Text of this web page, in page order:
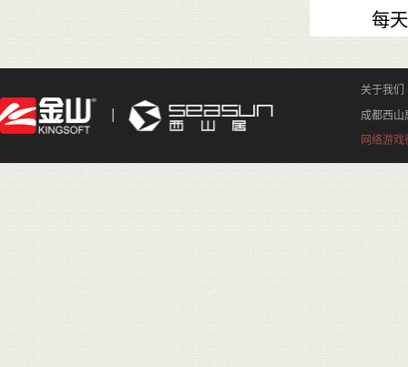
每天首
关于我们
成都西山
网络游